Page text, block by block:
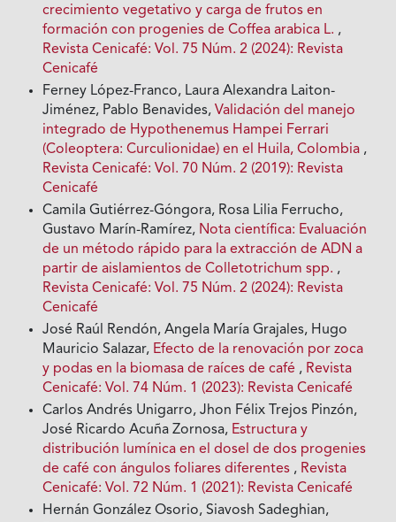
crecimiento vegetativo y carga de frutos en
formación con progenies de Coffea arabica L. ,
Revista Cenicafé: Vol. 75 Núm. 2 (2024): Revista
Cenicafé
Ferney López-Franco, Laura Alexandra Laiton-
Jiménez, Pablo Benavides,Validación del manejo
integrado de Hypothenemus Hampei Ferrari
(Coleoptera: Curculionidae) en el Huila, Colombia ,
Revista Cenicafé: Vol. 70 Núm. 2 (2019): Revista
Cenicafé
Camila Gutiérrez-Góngora, Rosa Lilia Ferrucho,
Gustavo Marín-Ramírez, Nota científica: Evaluación
de un método rápido para la extracción de ADN a
partir de aislamientos de Colletotrichum spp. ,
Revista Cenicafé: Vol. 75 Núm. 2 (2024): Revista
Cenicafé
José Raúl Rendón, Angela María Grajales, Hugo
Mauricio Salazar, Efecto de la renovación por zoca
y podas en la biomasa de raíces de café , Revista
Cenicafé: Vol. 74 Núm. 1 (2023): Revista Cenicafé
Carlos Andrés Unigarro, Jhon Félix Trejos Pinzón,
José Ricardo Acuña Zornosa, Estructura y
distribución lumínica en el dosel de dos progenies
de café con ángulos foliares diferentes , Revista
Cenicafé: Vol. 72 Núm. 1 (2021): Revista Cenicafé
Hernán González Osorio, Siavosh Sadeghian,